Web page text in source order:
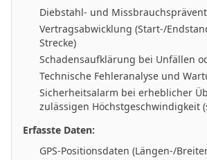
Diebstahl- und
Vertragsabwicklung (Start-/
Strecke)
Schadensaufklärung bei Unfällen
Technische Fehleranalyse und
Sicherheitsalarm bei erheblicher
zulässigen Höchstgeschwindigkeit
Erfasste Daten:
GPS-Positionsdaten (Längen-/